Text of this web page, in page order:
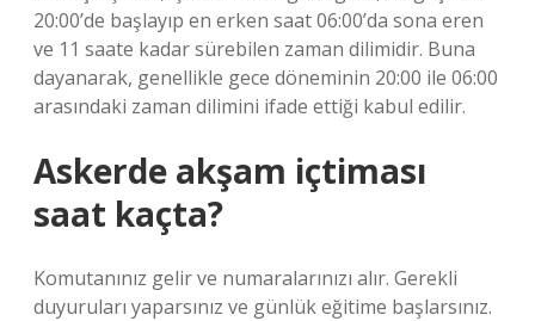
20:00’de başlayıp en erken saat 06:00’da sona eren
ve 11 saate kadar sürebilen zaman dilimidir. Buna
dayanarak, genellikle gece döneminin 20:00 ile 06:00
arasındaki zaman dilimini ifade ettiği kabul edilir.
Askerde akşam içtiması
saat kaçta?
Komutanınız gelir ve numaralarınızı alır. Gerekli
duyuruları yaparsınız ve günlük eğitime başlarsınız.